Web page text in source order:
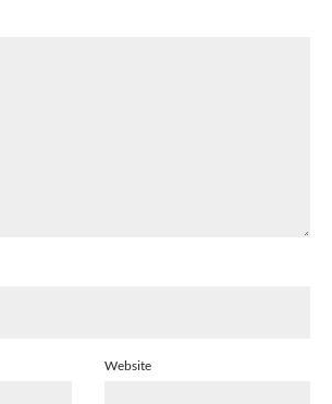
Website